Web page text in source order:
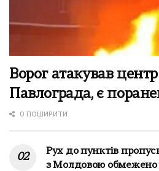
Ворог атакував центр
Павлограда, є
0 ПОШИРИТИ
Рух до пунктів
з Молдовою обмежено